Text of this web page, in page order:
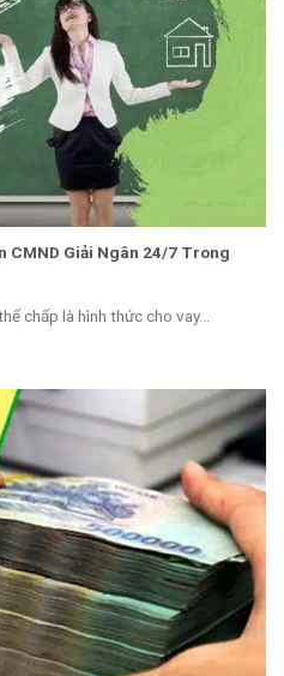
CMND Giải Ngân 24/7 Trong
chấp là hình thức cho vay...